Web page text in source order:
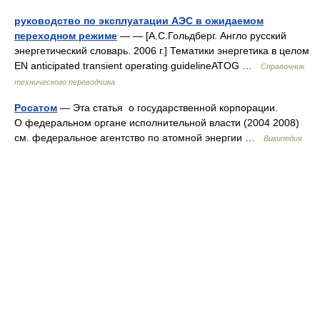
руководство по эксплуатации АЭС в ожидаемом
переходном режиме — — [А.С.Гольдберг. Англо русский
энергетический словарь. 2006 г.] Тематики энергетика в целом
EN anticipated transient operating guidelineATOG …
Справочник
технического переводчика
Росатом — Эта статья о государственной корпорации.
О федеральном органе исполнительной власти (2004 2008)
см. федеральное агентство по атомной энергии …
Википедия